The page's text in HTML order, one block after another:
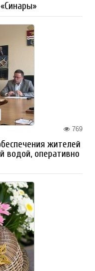
769
жителей
водой, оперативно